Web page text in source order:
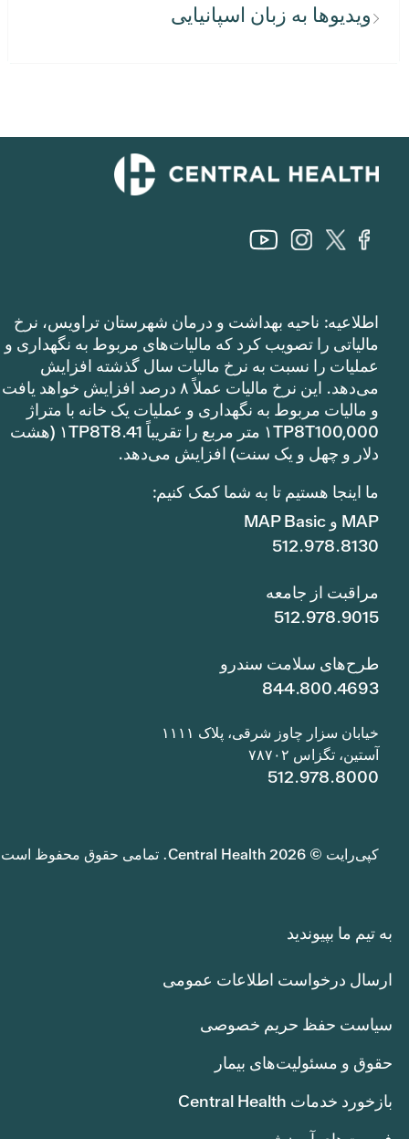
ویدیوها به زبان اسپانیایی
اطلاعیه: ناحیه بهداشت و درمان شهرستان تراویس، نرخ
مالیاتی را تصویب کرد که مالیات‌های مربوط به نگهداری و
عملیات را نسبت به نرخ مالیات سال گذشته افزایش
می‌دهد. این نرخ مالیات عملاً ۸ درصد افزایش خواهد یافت
و مالیات مربوط به نگهداری و عملیات یک خانه با متراژ
۱TP8T100,000 متر مربع را تقریباً ۱TP8T8.41 (هشت
دلار و چهل و یک سنت) افزایش می‌دهد.
ما اینجا هستیم تا به شما کمک کنیم:
MAP و MAP Basic
512.978.8130
مراقبت از جامعه
512.978.9015
طرح‌های سلامت سندرو
844.800.4693
خیابان سزار چاوز شرقی، پلاک ۱۱۱۱
آستین، تگزاس ۷۸۷۰۲
512.978.8000
کپی‌رایت © 2026 Central Health. تمامی حقوق محفوظ است.
به تیم ما بپیوندید
ارسال درخواست اطلاعات عمومی
سیاست حفظ حریم خصوصی
حقوق و مسئولیت‌های بیمار
بازخورد خدمات Central Health